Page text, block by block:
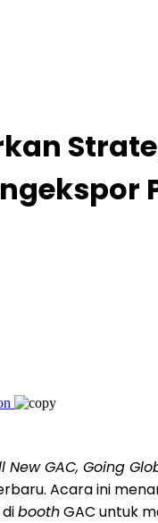
New GAC, Going
Acara ini
boothGAC untuk